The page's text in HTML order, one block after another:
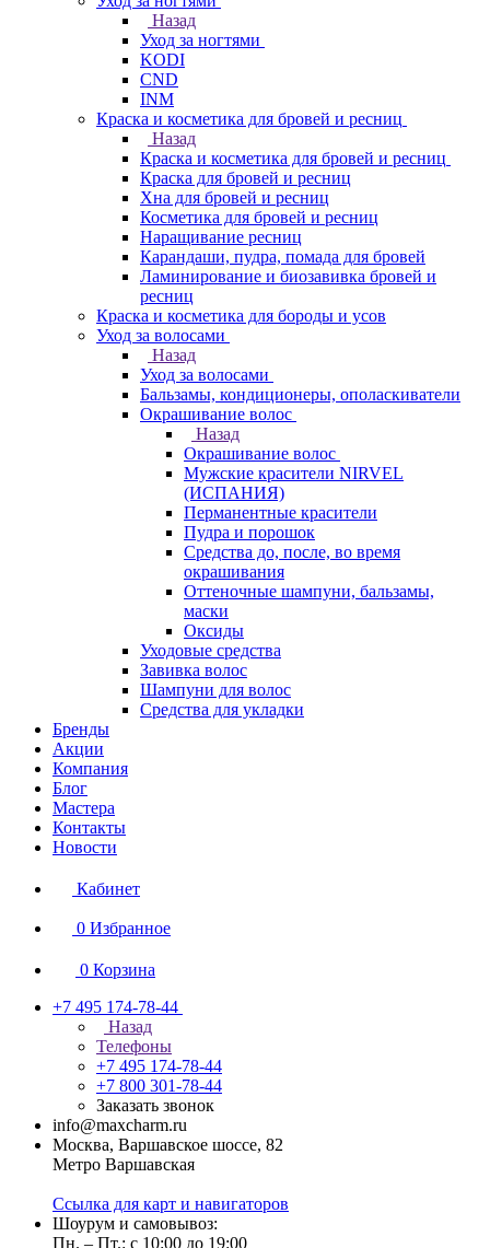
Назад
Уход за ногтями
KODI
CND
INM
Краска и косметика для бровей и ресниц
Назад
Краска и косметика для бровей и ресниц
Краска для бровей и ресниц
Хна для бровей и ресниц
Косметика для бровей и ресниц
Наращивание ресниц
Карандаши, пудра, помада для бровей
Ламинирование и биозавивка бровей и
ресниц
Краска и косметика для бороды и усов
Уход за волосами
Назад
Уход за волосами
Бальзамы, кондиционеры, ополаскиватели
Окрашивание волос
Назад
Окрашивание волос
Мужские красители NIRVEL
(ИСПАНИЯ)
Перманентные красители
Пудра и порошок
Средства до, после, во время
окрашивания
Оттеночные шампуни, бальзамы,
маски
Оксиды
Уходовые средства
Завивка волос
Шампуни для волос
Средства для укладки
Бренды
Акции
Компания
Блог
Мастера
Контакты
Новости
Кабинет
0 Избранное
0 Корзина
+7 495 174-78-44
Назад
Телефоны
+7 495 174-78-44
+7 800 301-78-44
Заказать звонок
info@maxcharm.ru
Москва, Варшавское шоссе, 82
Метро Варшавская
Ссылка для карт и навигаторов
Шоурум и самовывоз:
Пн. – Пт.: с 10:00 до 19:00